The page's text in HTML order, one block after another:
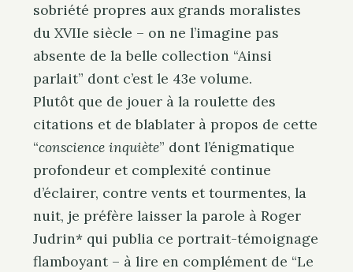
sobriété propres aux grands moralistes
du XVIIe siècle – on ne l’imagine pas
absente de la belle collection “Ainsi
parlait” dont c’est le 43e volume.
Plutôt que de jouer à la roulette des
citations et de blablater à propos de cette
“conscience inquiète” dont l’énigmatique
profondeur et complexité continue
d’éclairer, contre vents et tourmentes, la
nuit, je préfère laisser la parole à Roger
Judrin* qui publia ce portrait-témoignage
flamboyant – à lire en complément de “Le